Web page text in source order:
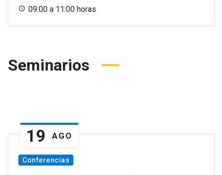
09:00 a 11:00 horas
Seminarios
19 AGO
Conferencias